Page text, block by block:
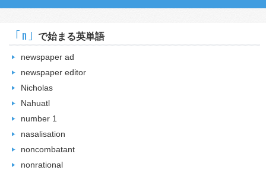
｢n｣ で始まる英単語
newspaper ad
newspaper editor
Nicholas
Nahuatl
number 1
nasalisation
noncombatant
nonrational